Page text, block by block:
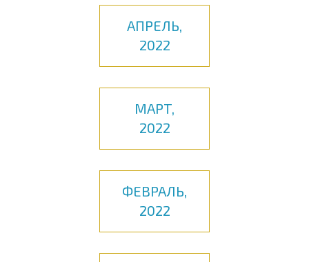
АПРЕЛЬ,
2022
МАРТ,
2022
ФЕВРАЛЬ,
2022